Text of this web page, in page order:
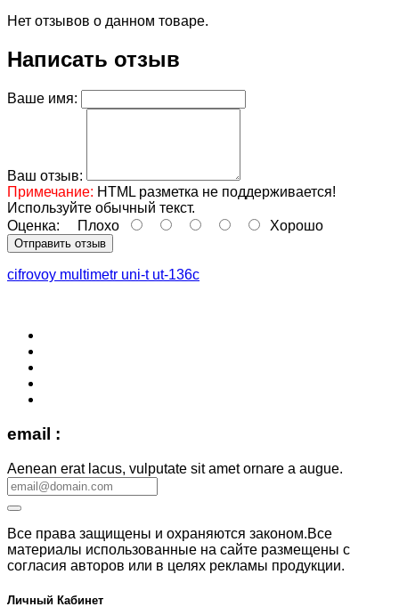
Нет отзывов о данном товаре.
Написать отзыв
Ваше имя:
Ваш отзыв:
Примечание: HTML разметка не поддерживается!
Используйте обычный текст.
Оценка: Плохо Хорошо
Отправить отзыв
cifrovoy multimetr uni-t ut-136c
email :
Aenean erat lacus, vulputate sit amet ornare a augue.
Все права защищены и охраняются законом.Все
материалы использованные на сайте размещены с
согласия авторов или в целях рекламы продукции.
Личный Кабинет